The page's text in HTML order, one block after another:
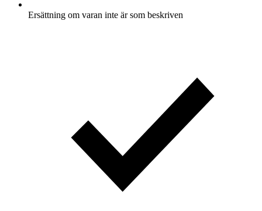
Ersättning om varan inte är som beskriven